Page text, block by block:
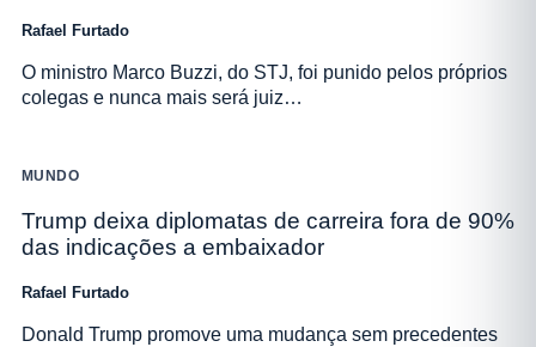
Rafael Furtado
O ministro Marco Buzzi, do STJ, foi punido pelos próprios
colegas e nunca mais será juiz…
MUNDO
Trump deixa diplomatas de carreira fora de 90%
das indicações a embaixador
Rafael Furtado
Donald Trump promove uma mudança sem precedentes